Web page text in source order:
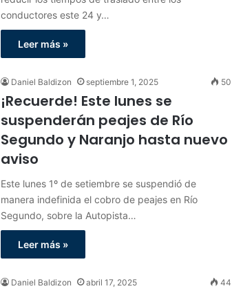
conductores este 24 y…
Leer más »
Daniel Baldizon septiembre 1, 2025 50
¡Recuerde! Este lunes se
suspenderán peajes de Río
Segundo y Naranjo hasta nuevo
aviso
Este lunes 1º de setiembre se suspendió de
manera indefinida el cobro de peajes en Río
Segundo, sobre la Autopista…
Leer más »
Daniel Baldizon abril 17, 2025 44